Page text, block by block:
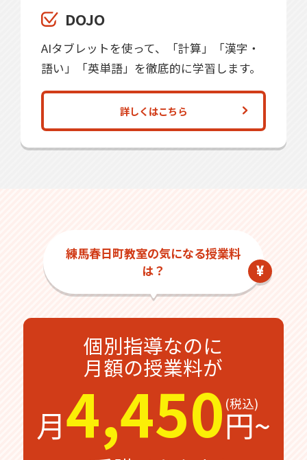
DOJO
AIタブレットを使って、「計算」「漢字・
語い」「英単語」を徹底的に学習します。
詳しくはこちら
練馬春日町教室の気になる授業料
は？
個別指導なのに
月額の授業料が
月4,450円~